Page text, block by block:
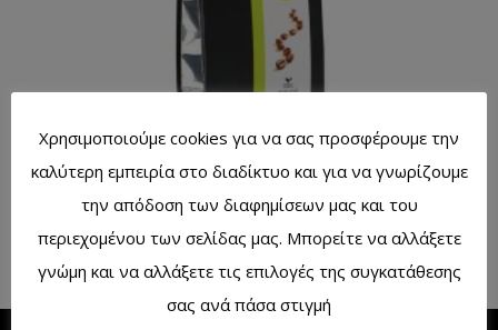
Greek coffee classic ground 250g
Read more
Χρησιμοποιούμε cookies για να σας προσφέρουμε την
καλύτερη εμπειρία στο διαδίκτυο και για να γνωρίζουμε
την απόδοση των διαφημίσεων μας και του
περιεχομένου των σελίδας μας. Μπορείτε να αλλάξετε
γνώμη και να αλλάξετε τις επιλογές της συγκατάθεσης
σας ανά πάσα στιγμή